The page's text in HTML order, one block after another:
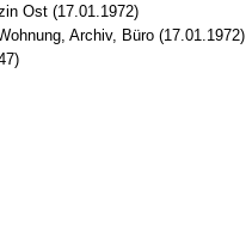
Ost (17.01.1972)
Archiv, Büro (17.01.1972)